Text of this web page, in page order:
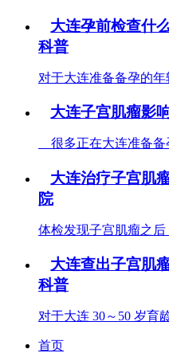
大连孕前检查什
科普
对于大连准备备孕的
大连子宫肌瘤影
很多正在大连准备备
大连治疗子宫肌
院
体检发现子宫肌瘤之
大连查出子宫肌
科普
对于大连 30～50 岁育
首页